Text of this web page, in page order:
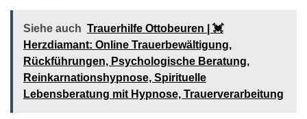
Siehe auch Trauerhilfe Ottobeuren | 💓️️
Herzdiamant: Online Trauerbewältigung,
Rückführungen, Psychologische Beratung,
Reinkarnationshypnose, Spirituelle
Lebensberatung mit Hypnose, Trauerverarbeitung